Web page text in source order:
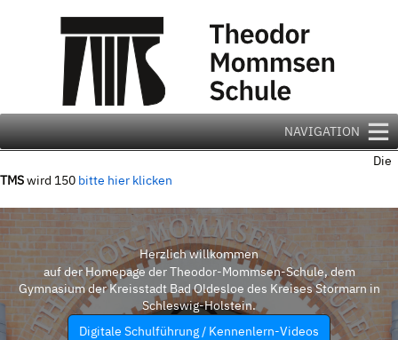
NAVIGATION
Die
TMSwird 150 bitte hier klicken
Herzlich willkommen
auf der Homepage der Theodor-Mommsen-Schule, dem
Gymnasium der Kreisstadt Bad Oldesloe des Kreises Stormarn in
Schleswig-Holstein.
Digitale Schulführung / Kennenlern-Videos